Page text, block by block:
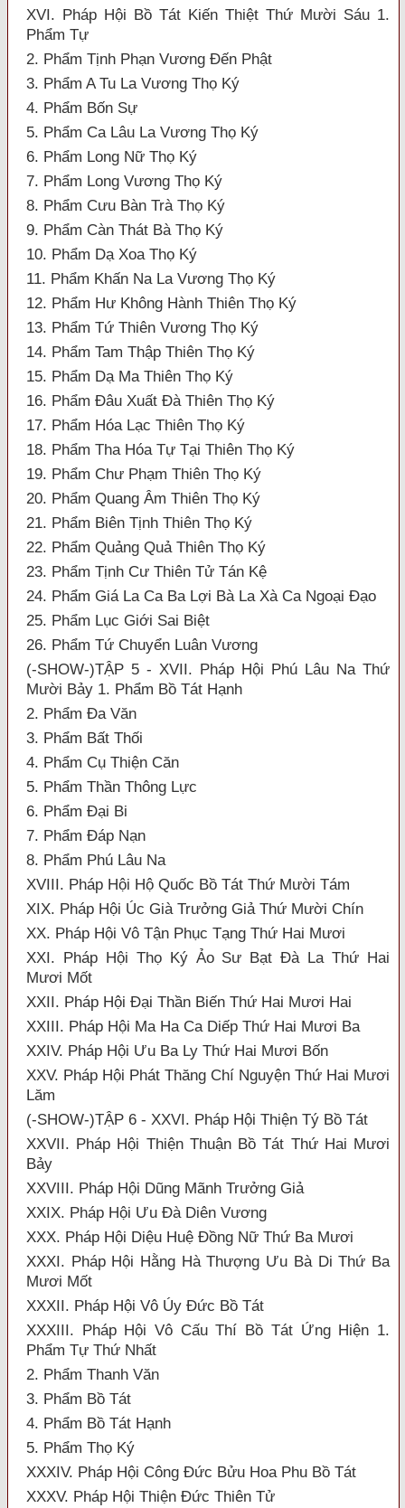
XVI. Pháp Hội Bồ Tát Kiến Thiệt Thứ Mười Sáu 1.
Phẩm Tự
2. Phẩm Tịnh Phạn Vương Đến Phật
3. Phẩm A Tu La Vương Thọ Ký
4. Phẩm Bốn Sự
5. Phẩm Ca Lâu La Vương Thọ Ký
6. Phẩm Long Nữ Thọ Ký
7. Phẩm Long Vương Thọ Ký
8. Phẩm Cưu Bàn Trà Thọ Ký
9. Phẩm Càn Thát Bà Thọ Ký
10. Phẩm Dạ Xoa Thọ Ký
11. Phẩm Khấn Na La Vương Thọ Ký
12. Phẩm Hư Không Hành Thiên Thọ Ký
13. Phẩm Tứ Thiên Vương Thọ Ký
14. Phẩm Tam Thập Thiên Thọ Ký
15. Phẩm Dạ Ma Thiên Thọ Ký
16. Phẩm Đâu Xuất Đà Thiên Thọ Ký
17. Phẩm Hóa Lạc Thiên Thọ Ký
18. Phẩm Tha Hóa Tự Tại Thiên Thọ Ký
19. Phẩm Chư Phạm Thiên Thọ Ký
20. Phẩm Quang Âm Thiên Thọ Ký
21. Phẩm Biên Tịnh Thiên Thọ Ký
22. Phẩm Quảng Quả Thiên Thọ Ký
23. Phẩm Tịnh Cư Thiên Tử Tán Kệ
24. Phẩm Giá La Ca Ba Lợi Bà La Xà Ca Ngoại Đạo
25. Phẩm Lục Giới Sai Biệt
26. Phẩm Tứ Chuyển Luân Vương
(-SHOW-)TẬP 5 - XVII. Pháp Hội Phú Lâu Na Thứ
Mười Bảy 1. Phẩm Bồ Tát Hạnh
2. Phẩm Đa Văn
3. Phẩm Bất Thối
4. Phẩm Cụ Thiện Căn
5. Phẩm Thần Thông Lực
6. Phẩm Đại Bi
7. Phẩm Đáp Nạn
8. Phẩm Phú Lâu Na
XVIII. Pháp Hội Hộ Quốc Bồ Tát Thứ Mười Tám
XIX. Pháp Hội Úc Già Trưởng Giả Thứ Mười Chín
XX. Pháp Hội Vô Tận Phục Tạng Thứ Hai Mươi
XXI. Pháp Hội Thọ Ký Ảo Sư Bạt Đà La Thứ Hai
Mươi Mốt
XXII. Pháp Hội Đại Thần Biến Thứ Hai Mươi Hai
XXIII. Pháp Hội Ma Ha Ca Diếp Thứ Hai Mươi Ba
XXIV. Pháp Hội Ưu Ba Ly Thứ Hai Mươi Bốn
XXV. Pháp Hội Phát Thăng Chí Nguyện Thứ Hai Mươi
Lăm
(-SHOW-)TẬP 6 - XXVI. Pháp Hội Thiện Tý Bồ Tát
XXVII. Pháp Hội Thiện Thuận Bồ Tát Thứ Hai Mươi
Bảy
XXVIII. Pháp Hội Dũng Mãnh Trưởng Giả
XXIX. Pháp Hội Ưu Đà Diên Vương
XXX. Pháp Hội Diệu Huệ Đồng Nữ Thứ Ba Mươi
XXXI. Pháp Hội Hằng Hà Thượng Ưu Bà Di Thứ Ba
Mươi Mốt
XXXII. Pháp Hội Vô Úy Đức Bồ Tát
XXXIII. Pháp Hội Vô Cấu Thí Bồ Tát Ứng Hiện 1.
Phẩm Tự Thứ Nhất
2. Phẩm Thanh Văn
3. Phẩm Bồ Tát
4. Phẩm Bồ Tát Hạnh
5. Phẩm Thọ Ký
XXXIV. Pháp Hội Công Đức Bửu Hoa Phu Bồ Tát
XXXV. Pháp Hội Thiện Đức Thiên Tử